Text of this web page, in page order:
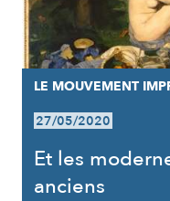
LE MOUVEMENT
27/05/2020
Et les
anciens